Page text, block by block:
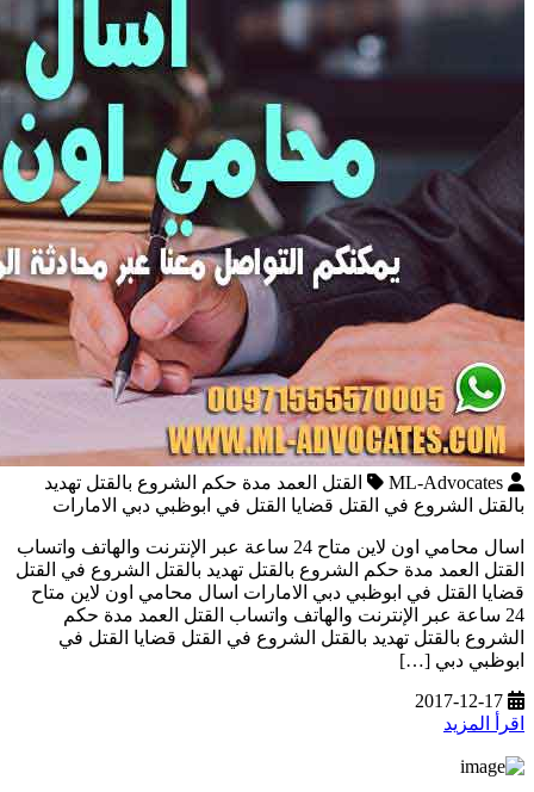
ML-Advocates
القتل العمد مدة حكم الشروع بالقتل تهديد
بالقتل الشروع في القتل قضايا القتل في ابوظبي دبي الامارات
اسال محامي اون لاين متاح 24 ساعة عبر الإنترنت والهاتف واتساب
القتل العمد مدة حكم الشروع بالقتل تهديد بالقتل الشروع في القتل
قضايا القتل في ابوظبي دبي الامارات اسال محامي اون لاين متاح
24 ساعة عبر الإنترنت والهاتف واتساب القتل العمد مدة حكم
الشروع بالقتل تهديد بالقتل الشروع في القتل قضايا القتل في
ابوظبي دبي […]
2017-12-17
اقرأ المزيد